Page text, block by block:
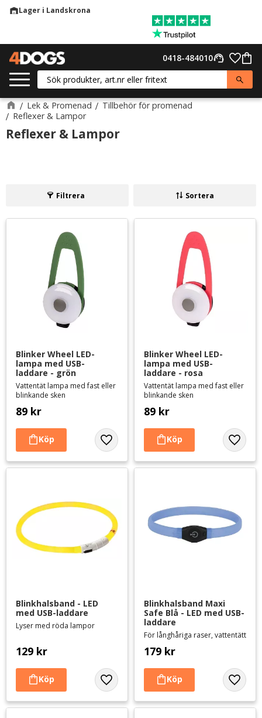
warehouseLager i Landskrona
support_agent
0418-484010
Lek & Promenad
Tillbehör för promenad
Reflexer & Lampor
Reflexer & Lampor
Filtrera Sortera
Blinker Wheel LED-
lampa med USB-
laddare - grön
Vattentät lampa med fast eller
blinkande sken
89 kr
Lägg till i favoriter
Blinker Wheel LED-
lampa med USB-
laddare - rosa
Vattentät lampa med fast eller
blinkande sken
89 kr
Lägg
Blinkhalsband - LED
med USB-laddare
Lyser med röda lampor
129 kr
Lägg till i favoriter
Blinkhalsband Maxi
Safe Blå - LED med USB-
laddare
För långhåriga raser, vattentätt
179 kr
Lägg